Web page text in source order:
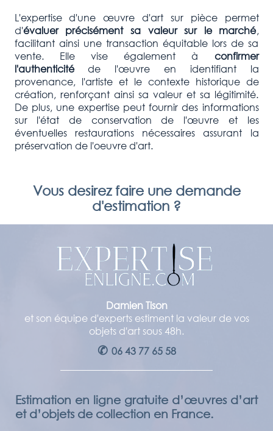
L'expertise d'une œuvre d'art sur pièce permet
d'évaluer précisément sa valeur sur le marché,
facilitant ainsi une transaction équitable lors de sa
vente. Elle vise également à confirmer
l'authenticitéde l'œuvre en identifiant la
provenance, l'artiste et le contexte historique de
création, renforçant ainsi sa valeur et sa légitimité.
De plus, une expertise peut fournir des informations
sur l'état de conservation de l'œuvre et les
éventuelles restaurations nécessaires assurant la
préservation de l'oeuvre d'art.
Vous desirez faire une demande
d'estimation ?
Damien Tison
et son équipe d'experts estiment la valeur de vos
objets d'art sous 48h.
✆ 06 43 77 65 58
Estimation en ligne gratuite d’œuvres d’art
et d’objets de collection en France.